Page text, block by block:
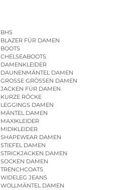
BHS
BLAZER FÜR DAMEN
BOOTS
CHELSEABOOTS
DAMENKLEIDER
DAUNENMÄNTEL DAMEN
GROSSE GRÖSSEN DAMEN
JACKEN FÜR DAMEN
KURZE RÖCKE
LEGGINGS DAMEN
MÄNTEL DAMEN
MAXIKLEIDER
MIDIKLEIDER
SHAPEWEAR DAMEN
STIEFEL DAMEN
STRICKJACKEN DAMEN
SOCKEN DAMEN
TRENCHCOATS
WIDELEG JEANS
WOLLMÄNTEL DAMEN